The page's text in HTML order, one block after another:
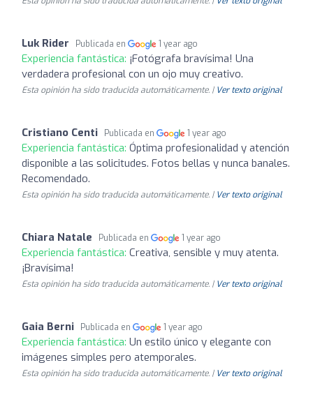
Luk Rider Publicada en 1 year ago
Experiencia fantástica: ¡Fotógrafa bravísima! Una
verdadera profesional con un ojo muy creativo.
Esta opinión ha sido traducida automáticamente. | Ver texto original
Cristiano Centi Publicada en 1 year ago
Experiencia fantástica: Óptima profesionalidad y atención
disponible a las solicitudes. Fotos bellas y nunca banales.
Recomendado.
Esta opinión ha sido traducida automáticamente. | Ver texto original
Chiara Natale Publicada en 1 year ago
Experiencia fantástica: Creativa, sensible y muy atenta.
¡Bravísima!
Esta opinión ha sido traducida automáticamente. | Ver texto original
Gaia Berni Publicada en 1 year ago
Experiencia fantástica: Un estilo único y elegante con
imágenes simples pero atemporales.
Esta opinión ha sido traducida automáticamente. | Ver texto original